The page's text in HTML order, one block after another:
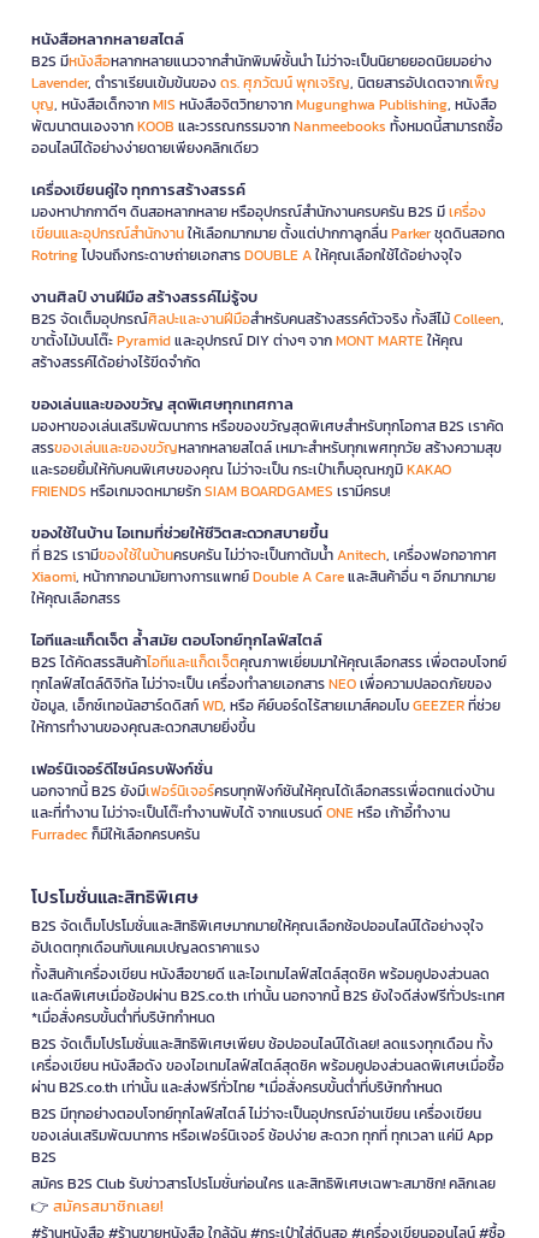
หนังสือหลากหลายสไตล์
B2S มีหนังสือหลากหลายแนวจากสำนักพิมพ์ชั้นนำ ไม่ว่าจะเป็นนิยายยอดนิยมอย่าง
Lavender, ตำราเรียนเข้มข้นของดร. ศุภวัฒน์ พุกเจริญ, นิตยสารอัปเดตจากเพ็ญ
บุญ, หนังสือเด็กจากMIS หนังสือจิตวิทยาจากMugunghwa Publishing, หนังสือ
พัฒนาตนเองจากKOOB และวรรณกรรมจากNanmeebooks ทั้งหมดนี้สามารถซื้อ
ออนไลน์ได้อย่างง่ายดายเพียงคลิกเดียว
เครื่องเขียนคู่ใจ ทุกการสร้างสรรค์
มองหาปากกาดีๆ ดินสอหลากหลาย หรืออุปกรณ์สำนักงานครบครัน B2S มีเครื่อง
เขียนและอุปกรณ์สำนักงานให้เลือกมากมาย ตั้งแต่ปากกาลูกลื่นParkerชุดดินสอกด
Rotringไปจนถึงกระดาษถ่ายเอกสารDOUBLE Aให้คุณเลือกใช้ได้อย่างจุใจ
งานศิลป์ งานฝีมือ สร้างสรรค์ไม่รู้จบ
B2S จัดเต็มอุปกรณ์ศิลปะและงานฝีมือสำหรับคนสร้างสรรค์ตัวจริง ทั้งสีไม้Colleen,
ขาตั้งไม้บนโต๊ะPyramidและอุปกรณ์ DIY ต่างๆ จากMONT MARTEให้คุณ
สร้างสรรค์ได้อย่างไร้ขีดจำกัด
ของเล่นและของขวัญ สุดพิเศษทุกเทศกาล
มองหาของเล่นเสริมพัฒนาการ หรือของขวัญสุดพิเศษสำหรับทุกโอกาส B2S เราคัด
สรรของเล่นและของขวัญหลากหลายสไตล์ เหมาะสำหรับทุกเพศทุกวัย สร้างความสุข
และรอยยิ้มให้กับคนพิเศษของคุณ ไม่ว่าจะเป็น กระเป๋าเก็บอุณหภูมิKAKAO
FRIENDS หรือเกมจดหมายรักSIAM BOARDGAMES เรามีครบ!
ของใช้ในบ้าน ไอเทมที่ช่วยให้ชีวิตสะดวกสบายขึ้น
ที่ B2S เรามีของใช้ในบ้านครบครัน ไม่ว่าจะเป็นกาต้มน้ำAnitech, เครื่องฟอกอากาศ
Xiaomi, หน้ากากอนามัยทางการแพทย์Double A Careและสินค้าอื่น ๆ อีกมากมาย
ให้คุณเลือกสรร
ไอทีและแก็ดเจ็ต ล้ำสมัย ตอบโจทย์ทุกไลฟ์สไตล์
B2S ได้คัดสรรสินค้าไอทีและแก็ดเจ็ตคุณภาพเยี่ยมมาให้คุณเลือกสรร เพื่อตอบโจทย์
ทุกไลฟ์สไตล์ดิจิทัล ไม่ว่าจะเป็น เครื่องทำลายเอกสารNEOเพื่อความปลอดภัยของ
ข้อมูล, เอ็กซ์เทอนัลฮาร์ดดิสก์WD, หรือ คีย์บอร์ดไร้สายเมาส์คอมโบGEEZERที่ช่วย
ให้การทำงานของคุณสะดวกสบายยิ่งขึ้น
เฟอร์นิเจอร์ดีไซน์ครบฟังก์ชั่น
นอกจากนี้ B2S ยังมีเฟอร์นิเจอร์ครบทุกฟังก์ชันให้คุณได้เลือกสรรเพื่อตกแต่งบ้าน
และที่ทำงาน ไม่ว่าจะเป็นโต๊ะทำงานพับได้ จากแบรนด์ONEหรือ เก้าอี้ทำงาน
Furradecก็มีให้เลือกครบครัน
โปรโมชั่นและสิทธิพิเศษ
B2S จัดเต็มโปรโมชั่นและสิทธิพิเศษมากมายให้คุณเลือกช้อปออนไลน์ได้อย่างจุใจ
อัปเดตทุกเดือนกับแคมเปญลดราคาแรง
ทั้งสินค้าเครื่องเขียน หนังสือขายดี และไอเทมไลฟ์สไตล์สุดชิค พร้อมคูปองส่วนลด
และดีลพิเศษเมื่อช้อปผ่าน B2S.co.th เท่านั้น นอกจากนี้ B2S ยังใจดีส่งฟรีทั่วประเทศ
*เมื่อสั่งครบขั้นต่ำที่บริษัทกำหนด
B2S จัดเต็มโปรโมชั่นและสิทธิพิเศษเพียบ ช้อปออนไลน์ได้เลย! ลดแรงทุกเดือน ทั้ง
เครื่องเขียน หนังสือดัง ของไอเทมไลฟ์สไตล์สุดชิค พร้อมคูปองส่วนลดพิเศษเมื่อซื้อ
ผ่าน B2S.co.th เท่านั้น และส่งฟรีทั่วไทย *เมื่อสั่งครบขั้นต่ำที่บริษัทกำหนด
B2S มีทุกอย่างตอบโจทย์ทุกไลฟ์สไตล์ ไม่ว่าจะเป็นอุปกรณ์อ่านเขียน เครื่องเขียน
ของเล่นเสริมพัฒนาการ หรือเฟอร์นิเจอร์ ช้อปง่าย สะดวก ทุกที่ ทุกเวลา แค่มี App
B2S
สมัคร B2S Club รับข่าวสารโปรโมชั่นก่อนใคร และสิทธิพิเศษเฉพาะสมาชิก! คลิกเลย
👉 สมัครสมาชิกเลย!
#ร้านหนังสือ #ร้านขายหนังสือ ใกล้ฉัน #กระเป๋าใส่ดินสอ #เครื่องเขียนออนไลน์ #ซื้อ